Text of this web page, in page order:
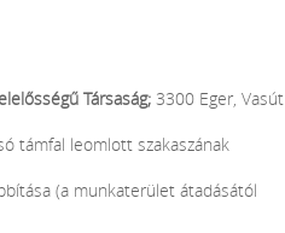
Társaság; 3300 Eger, Vasút
támfal leomlott szakaszának
(a munkaterület átadásától